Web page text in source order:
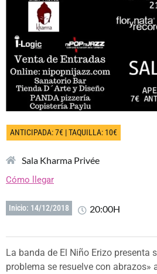
ANTICIPADA: 7€ | TAQUILLA: 10€
Sala Kharma Privée
Cómo llegar
Inicio: 14/12/2018 20:00H
La banda de El Niño Erizo presenta
problema se resuelve con abrazos»